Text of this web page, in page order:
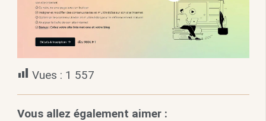
Vues : 1 557
Vous allez également aimer :